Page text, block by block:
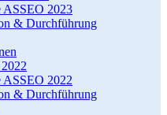
ASSEO 2023
& Durchführung
ASSEO 2022
& Durchführung